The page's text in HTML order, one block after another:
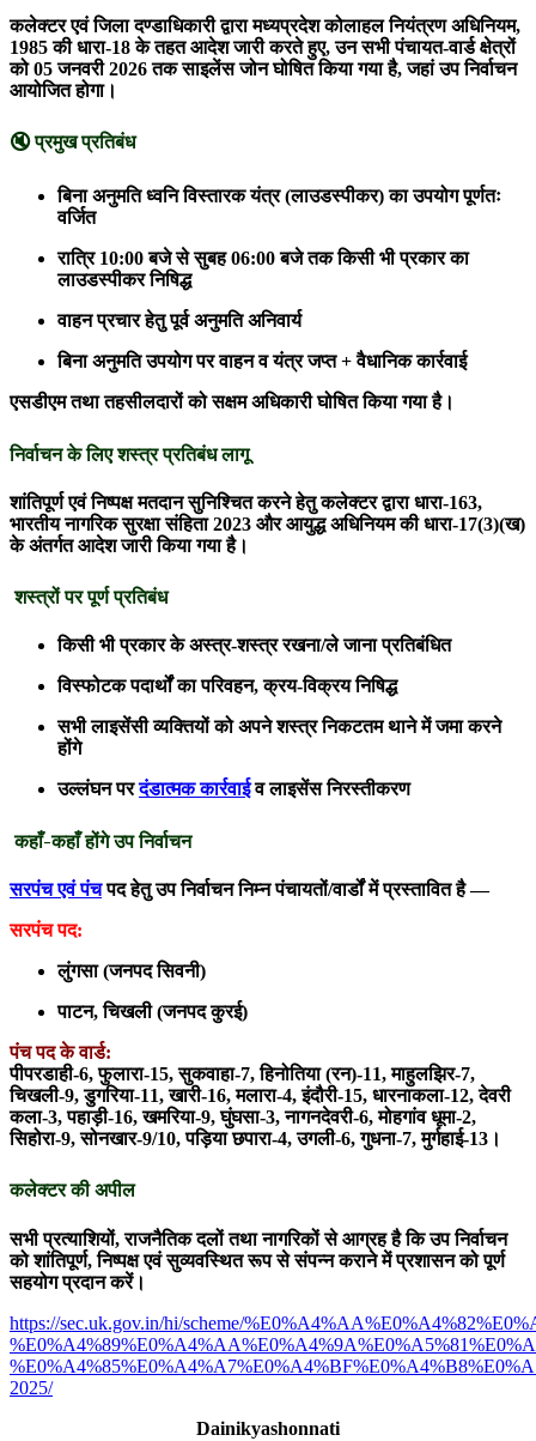
कलेक्टर एवं जिला दण्डाधिकारी द्वारा मध्यप्रदेश कोलाहल नियंत्रण अधिनियम,
1985 की धारा-18 के तहत आदेश जारी करते हुए, उन सभी पंचायत-वार्ड क्षेत्रों
को 05 जनवरी 2026 तक साइलेंस जोन घोषित किया गया है, जहां उप निर्वाचन
आयोजित होगा।
🔇 प्रमुख प्रतिबंध
बिना अनुमति ध्वनि विस्तारक यंत्र (लाउडस्पीकर) का उपयोग पूर्णतः
वर्जित
रात्रि 10:00 बजे से सुबह 06:00 बजे तक किसी भी प्रकार का
लाउडस्पीकर निषिद्ध
वाहन प्रचार हेतु पूर्व अनुमति अनिवार्य
बिना अनुमति उपयोग पर वाहन व यंत्र जप्त + वैधानिक कार्रवाई
एसडीएम तथा तहसीलदारों को सक्षम अधिकारी घोषित किया गया है।
निर्वाचन के लिए शस्त्र प्रतिबंध लागू
शांतिपूर्ण एवं निष्पक्ष मतदान सुनिश्चित करने हेतु कलेक्टर द्वारा धारा-163,
भारतीय नागरिक सुरक्षा संहिता 2023 और आयुद्ध अधिनियम की धारा-17(3)(ख)
के अंतर्गत आदेश जारी किया गया है।
शस्त्रों पर पूर्ण प्रतिबंध
किसी भी प्रकार के अस्त्र-शस्त्र रखना/ले जाना प्रतिबंधित
विस्फोटक पदार्थों का परिवहन, क्रय-विक्रय निषिद्ध
सभी लाइसेंसी व्यक्तियों को अपने शस्त्र निकटतम थाने में जमा करने
होंगे
उल्लंघन परदंडात्मक कार्रवाईव लाइसेंस निरस्तीकरण
कहाँ-कहाँ होंगे उप निर्वाचन
सरपंच एवं पंचपद हेतु उप निर्वाचन निम्न पंचायतों/वार्डों में प्रस्तावित है —
सरपंच पद:
लुंगसा (जनपद सिवनी)
पाटन, चिखली (जनपद कुरई)
पंच पद के वार्ड:
पीपरडाही-6, फुलारा-15, सुकवाहा-7, हिनोतिया (रन)-11, माहुलझिर-7,
चिखली-9, डुगरिया-11, खारी-16, मलारा-4, इंदौरी-15, धारनाकला-12, देवरी
कला-3, पहाड़ी-16, खमरिया-9, घुंघसा-3, नागनदेवरी-6, मोहगांव धूमा-2,
सिहोरा-9, सोनखार-9/10, पड़िया छपारा-4, उगली-6, गुधना-7, मुर्गहाई-13।
कलेक्टर की अपील
सभी प्रत्याशियों, राजनैतिक दलों तथा नागरिकों से आग्रह है कि उप निर्वाचन
को शांतिपूर्ण, निष्पक्ष एवं सुव्यवस्थित रूप से संपन्न कराने में प्रशासन को पूर्ण
सहयोग प्रदान करें।
https://sec.uk.gov.in/hi/scheme/
2025/
Dainikyashonnati